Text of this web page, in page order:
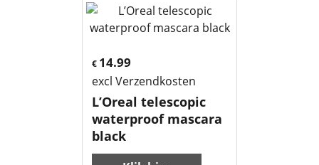
€ 14.99
excl Verzendkosten
L’Oreal telescopic
waterproof mascara
black